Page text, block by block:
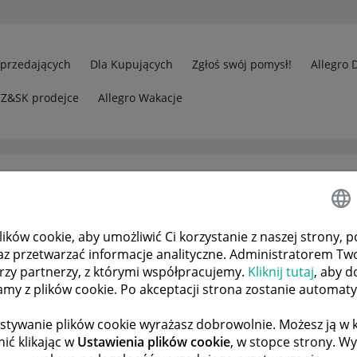
cookie, aby umożliwić Ci korzystanie z naszej strony,
przetwarzać informacje analityczne. Administratorem
partnerzy, z którymi współpracujemy. Kliknij tutaj, aby
z plików cookie. Po akceptacji strona zostanie
plików cookie wyrażasz dobrowolnie. Możesz ją w
klikając wUstawienia plików cookie, w stopce strony.
Dla Kupujących Zgłoś swój pomysł! Allegro
prodejce Allegro Wakacje
, proszę ponowić
POPRZEDNIA NASTĘPNA